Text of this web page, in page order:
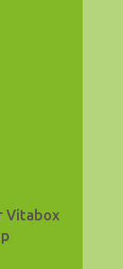
Vitabox